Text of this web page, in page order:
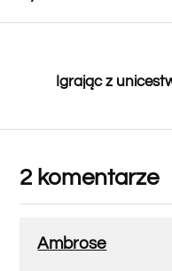
Igrając z
2 komentarze
Ambrose